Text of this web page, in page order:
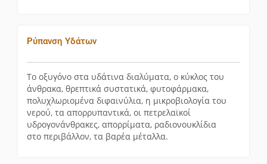
Ρύπανση Υδάτων
Το οξυγόνο στα υδάτινα διαλύματα, ο κύκλος του
άνθρακα, θρεπτικά συστατικά, φυτοφάρμακα,
πολυχλωριομένα διφαινύλια, η μικροβιολογία του
νερού, τα απορρυπαντικά, οι πετρελαϊκοί
υδρογονάνθρακες, απορρίματα, ραδιονουκλίδια
στο περιβάλλον, τα βαρέα μέταλλα.